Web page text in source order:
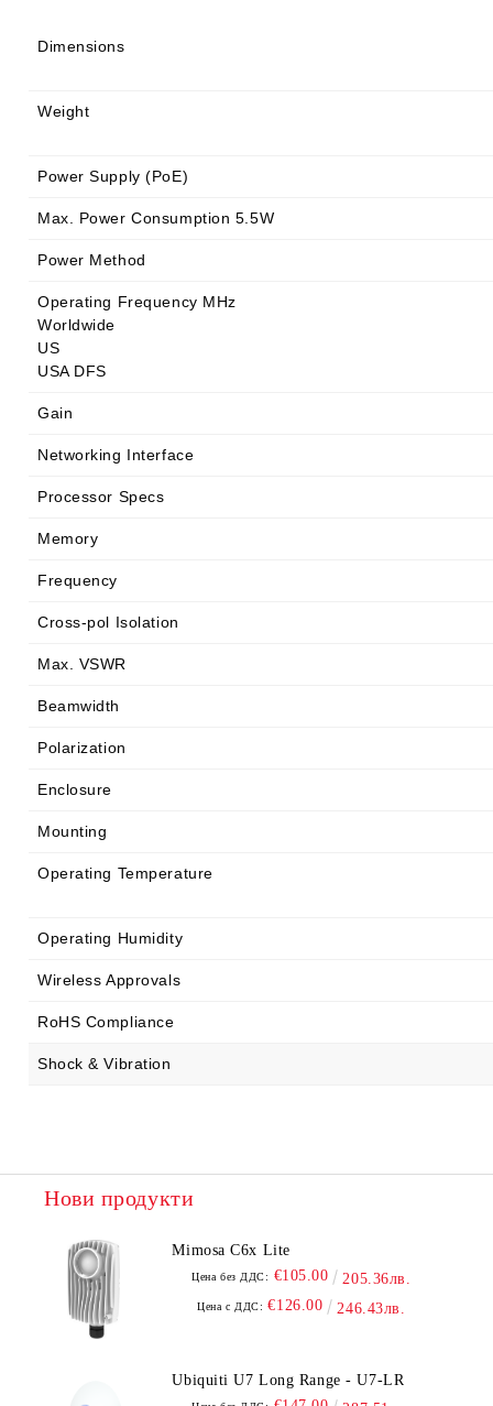
Dimensions
Weight
Power Supply (PoE)
Max. Power Consumption 5.5W
Power Method
Operating Frequency MHz
Worldwide
US
USA DFS
Gain
Networking Interface
Processor Specs
Memory
Frequency
Cross-pol Isolation
Max. VSWR
Beamwidth
Polarization
Enclosure
Mounting
Operating Temperature
Operating Humidity
Wireless Approvals
RoHS Compliance
Shock & Vibration
Нови продукти
Mimosa C6x Lite
Цена без ДДС: €105.00 205.36лв.
Цена с ДДС: €126.00 246.43лв.
Ubiquiti U7 Long Range - U7-LR